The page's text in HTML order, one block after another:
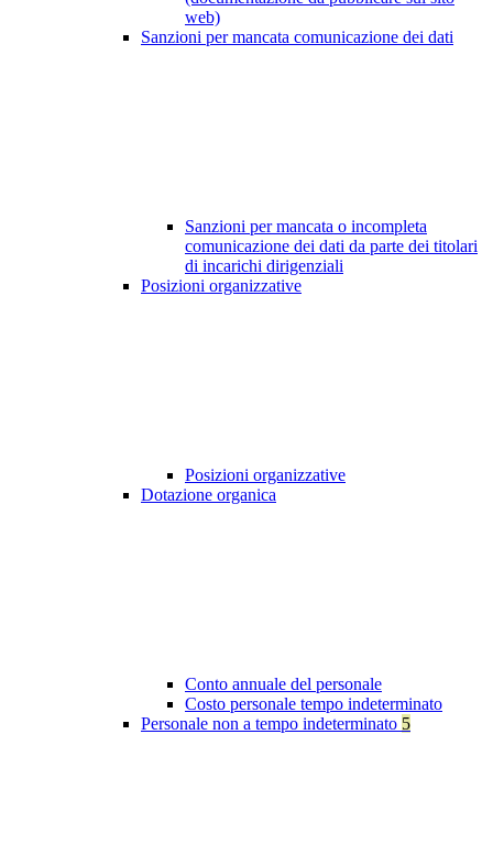
web)
Sanzioni per mancata comunicazione dei dati
Sanzioni per mancata o incompleta
comunicazione dei dati da parte dei titolari
di incarichi dirigenziali
Posizioni organizzative
Posizioni organizzative
Dotazione organica
Conto annuale del personale
Costo personale tempo indeterminato
Personale non a tempo indeterminato 5